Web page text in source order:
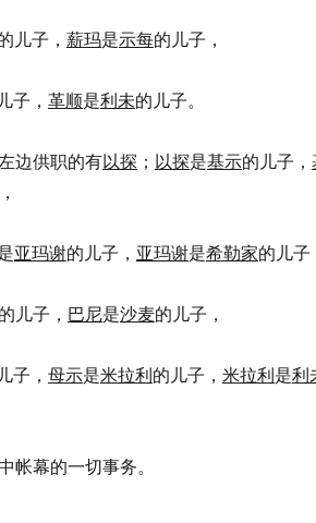
儿子， 薪玛是示每的儿子，
子， 革顺是利未的儿子。
边供职的有以探 ； 以探是基示的儿子，
亚玛谢的儿子， 亚玛谢是希勒家的儿子
儿子， 巴尼是沙麦的儿子，
子， 母示是米拉利的儿子， 米拉利是利
帐幕的一切事务。